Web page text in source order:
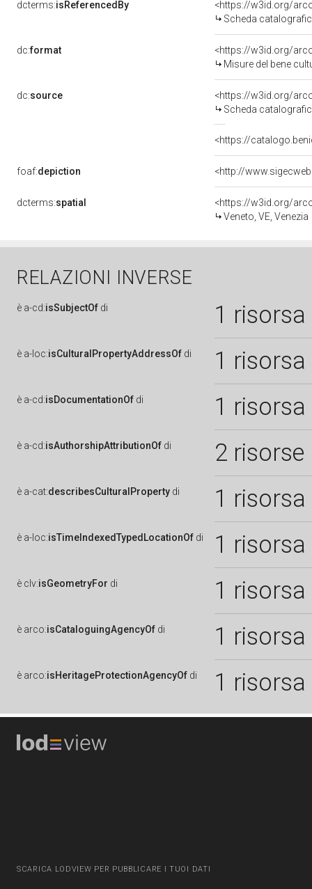
dcterms:isReferencedBy
<https://w3id.org/
Scheda
dc:format
<https://w3id.org/
Misure del bene
dc:source
<https://w3id.org/
Scheda
<https://
foaf:depiction <http://
dcterms:spatial
<https://w3id.org/
Veneto, VE, Venezia
RELAZIONI INVERSE
è a-cd:isSubjectOf di 1 risorsa
è a-loc:isCulturalPropertyAddressOf di 1 risorsa
è a-cd:isDocumentationOf di 1 risorsa
è a-cd:isAuthorshipAttributionOf di 2 risorse
è a-cat:describesCulturalProperty di 1 risorsa
è a-loc:isTimeIndexedTypedLocationOf di 1 risorsa
è clv:isGeometryFor di 1 risorsa
è arco:isCataloguingAgencyOf di 1 risorsa
è arco:isHeritageProtectionAgencyOf di 1 risorsa
SCARICA LODVIEW PER PUBBLICARE I TUOI DATI